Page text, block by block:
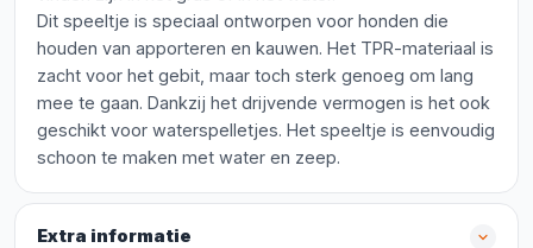
Dit speeltje is speciaal ontworpen voor honden die
houden van apporteren en kauwen. Het TPR-materiaal is
zacht voor het gebit, maar toch sterk genoeg om lang
mee te gaan. Dankzij het drijvende vermogen is het ook
geschikt voor waterspelletjes. Het speeltje is eenvoudig
schoon te maken met water en zeep.
Extra informatie